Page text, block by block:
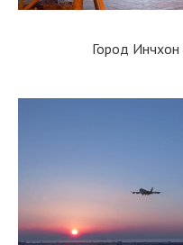
Город